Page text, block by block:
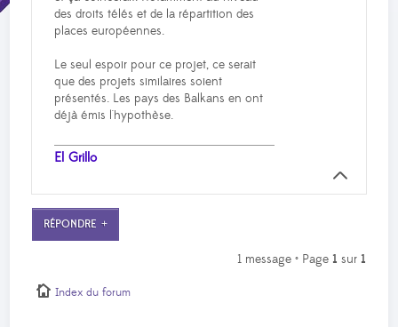
des droits télés et de la répartition des
places européennes.
Le seul espoir pour ce projet, ce serait
que des projets similaires soient
présentés. Les pays des Balkans en ont
déjà émis l'hypothèse.
El Grillo
RÉPONDRE
1 message • Page 1 sur 1
Index du forum